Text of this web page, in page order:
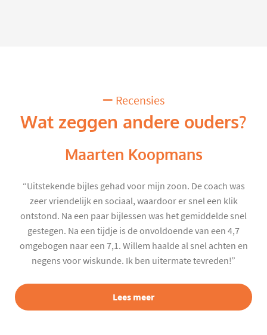
Recensies
Wat zeggen andere ouders?
Maarten Koopmans
“Uitstekende bijles gehad voor mijn zoon. De coach was
zeer vriendelijk en sociaal, waardoor er snel een klik
ontstond. Na een paar bijlessen was het gemiddelde snel
gestegen. Na een tijdje is de onvoldoende van een 4,7
omgebogen naar een 7,1. Willem haalde al snel achten en
negens voor wiskunde. Ik ben uitermate tevreden!”
Lees meer